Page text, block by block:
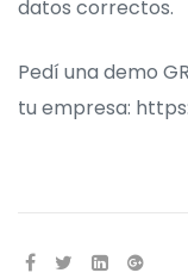
datos correctos.
Pedí una demo
tu empresa:
SHARE: